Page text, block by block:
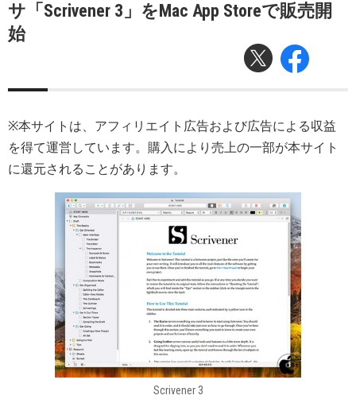
サ「Scrivener 3」をMac App Storeで販売開
始
※本サイトは、アフィリエイト広告および広告による収益
を得て運営しています。購入により売上の一部が本サイト
に還元されることがあります。
Scrivener 3